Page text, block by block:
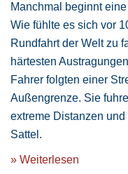
Manchmal beginnt
Wie fühlte es sich vor
Rundfahrt der Welt zu
härtesten
Fahrer folgten einer
Außengrenze. Sie
extreme Distanzen
Sattel.
» Weiterlesen